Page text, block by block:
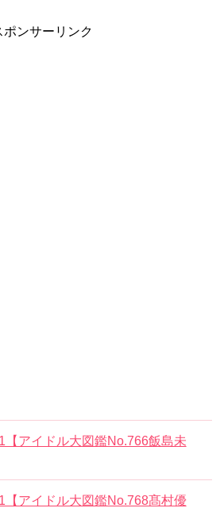
ポンサーリンク
【アイドル大図鑑No.766飯島未
【アイドル大図鑑No.768髙村優